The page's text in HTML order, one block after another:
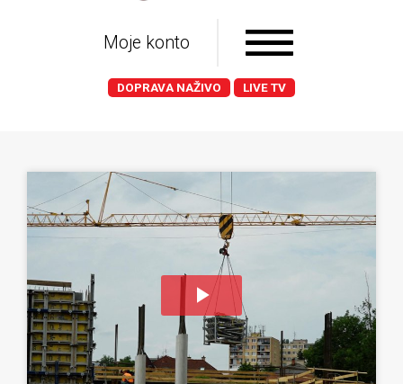
Moje konto
DOPRAVA NAŽIVO LIVE TV
Play
Video